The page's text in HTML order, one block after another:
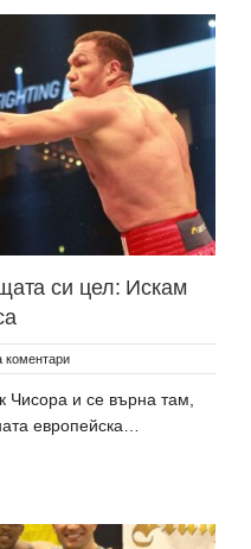
си цел: Искам
коментари
Чисора и се върна там,
европейска…